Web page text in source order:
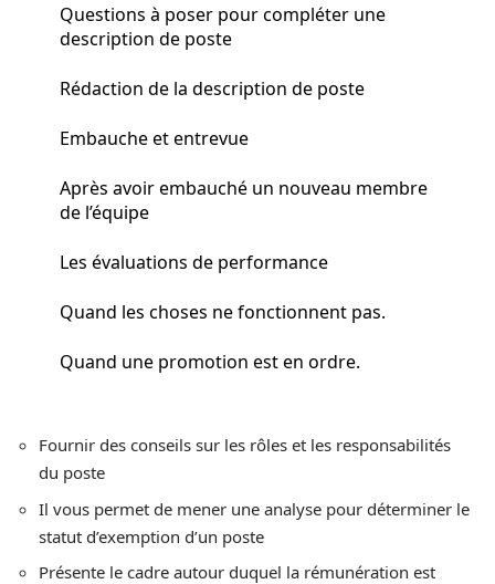
Questions à poser pour compléter une
description de poste
Rédaction de la description de poste
Embauche et entrevue
Après avoir embauché un nouveau membre
de l’équipe
Les évaluations de performance
Quand les choses ne fonctionnent pas.
Quand une promotion est en ordre.
Fournir des conseils sur les rôles et les responsabilités
du poste
Il vous permet de mener une analyse pour déterminer le
statut d’exemption d’un poste
Présente le cadre autour duquel la rémunération est